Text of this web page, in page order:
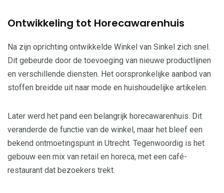
Ontwikkeling tot Horecawarenhuis
Na zijn oprichting ontwikkelde Winkel van Sinkel zich snel.
Dit gebeurde door de toevoeging van nieuwe productlijnen
en verschillende diensten. Het oorspronkelijke aanbod van
stoffen breidde uit naar mode en huishoudelijke artikelen.
Later werd het pand een belangrijk horecawarenhuis. Dit
veranderde de functie van de winkel, maar het bleef een
bekend ontmoetingspunt in Utrecht. Tegenwoordig is het
gebouw een mix van retail en horeca, met een café-
restaurant dat bezoekers trekt.